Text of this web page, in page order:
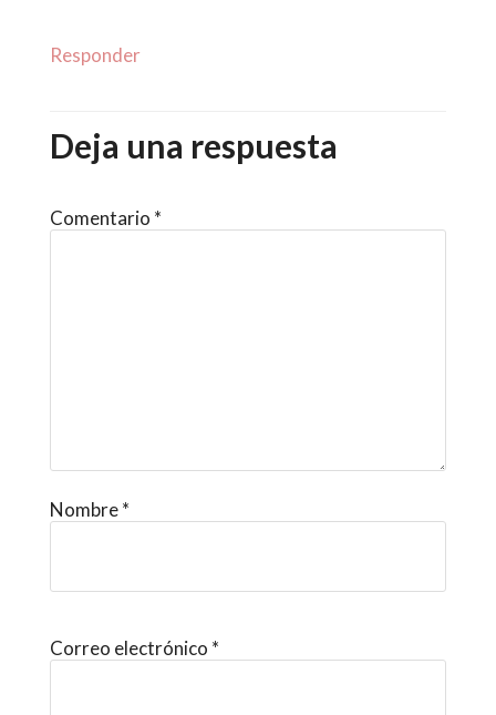
Responder
Deja una respuesta
Comentario *
Nombre*
Correo electrónico *